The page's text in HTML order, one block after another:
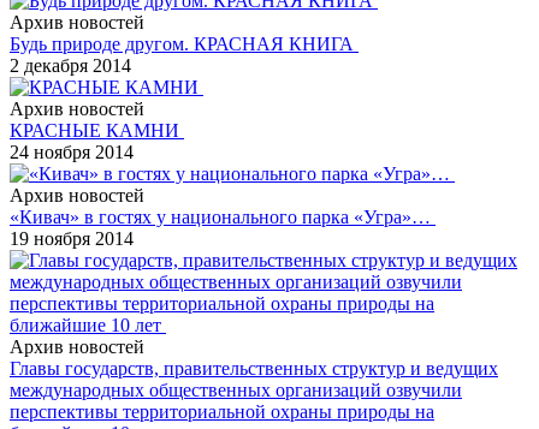
Архив новостей
Будь природе другом. КРАСНАЯ КНИГА
2 декабря 2014
Архив новостей
КРАСНЫЕ КАМНИ
24 ноября 2014
Архив новостей
«Кивач» в гостях у национального парка «Угра»…
19 ноября 2014
Архив новостей
Главы государств, правительственных структур и ведущих
международных общественных организаций озвучили
перспективы территориальной охраны природы на